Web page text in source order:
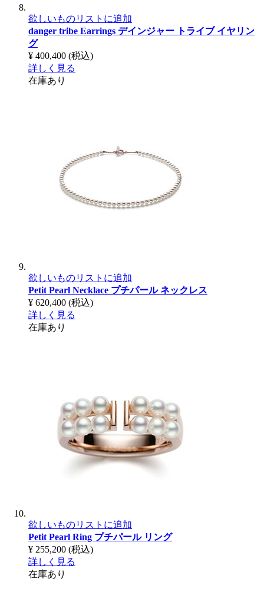
欲しいものリストに追加
danger tribe Earrings デインジャー トライブ イヤリン
グ
¥ 400,400 (税込)
詳しく見る
在庫あり
欲しいものリストに追加
Petit Pearl Necklace プチパール ネックレス
¥ 620,400 (税込)
詳しく見る
在庫あり
欲しいものリストに追加
Petit Pearl Ring プチパール リング
¥ 255,200 (税込)
詳しく見る
在庫あり